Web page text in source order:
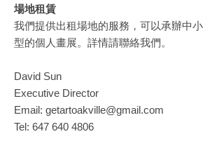
場地租賃
我們提供出租場地的服務，可以承辦中小
型的個人畫展。詳情請聯絡我們。
David Sun
Executive Director
Email: getartoakville@gmail.com
Tel: 647 640 4806